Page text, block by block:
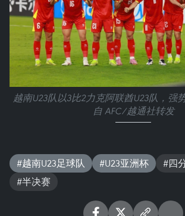
越南U23队以3比2力克阿联酋U23队，强
自 AFC/越通社转发
#越南U23足球队 #U23亚洲杯
#四
#半决赛